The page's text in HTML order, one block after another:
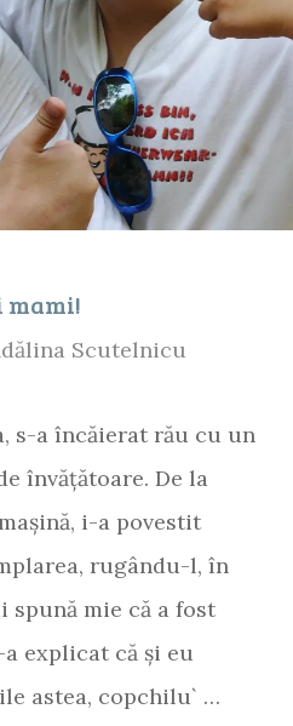
mami!
Scutelnicu
s-a încăierat rău cu un
învățătoare. De la
i-a povestit
rugându-l, în
spună mie că a fost
explicat că și eu
astea, copchilu` …